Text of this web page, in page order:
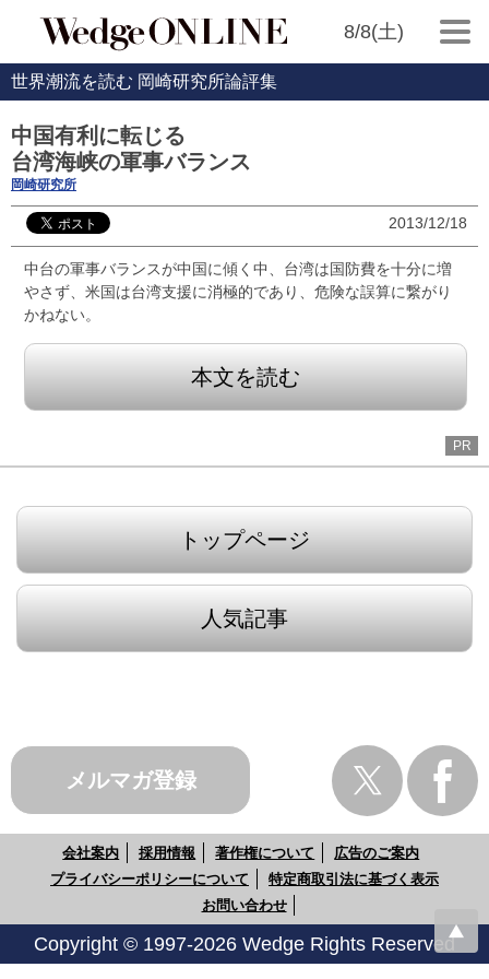
8/8(土)
世界潮流を読む 岡崎研究所論評集
中国有利に転じる
台湾海峡の軍事バランス
岡崎研究所
2013/12/18
中台の軍事バランスが中国に傾く中、台湾は国防費を十分に増
やさず、米国は台湾支援に消極的であり、危険な誤算に繋がり
かねない。
本文を読む
PR
トップページ
人気記事
メルマガ登録
会社案内 採用情報 著作権について
広告のご案内
プライバシーポリシーについて
特定商取引法に基づく表示
お問い合わせ
Copyright © 1997-2026 Wedge Rights Reserved